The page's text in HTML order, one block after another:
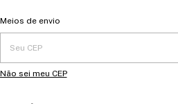
Entregas para o CEP:
Meios de envio
Não sei meu CEP